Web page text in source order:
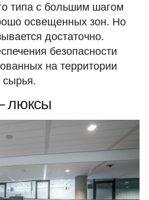
типа с большим шагом
освещенных зон. Но
достаточно.
безопасности
на территории
сырья.
люксы